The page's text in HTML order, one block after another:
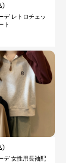
)
デ レトロチェッ
ト
)
デ 女性用長袖配